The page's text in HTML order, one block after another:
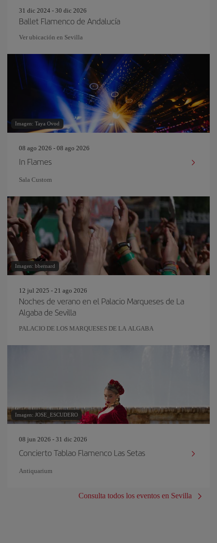
31 dic 2024 - 30 dic 2026
Ballet Flamenco de Andalucía
Ver ubicación en Sevilla
Imagen: Taya Ovod
08 ago 2026 - 08 ago 2026
In Flames
Sala Custom
Imagen: bbernard
12 jul 2025 - 21 ago 2026
Noches de verano en el Palacio Marqueses de La
Algaba de Sevilla
PALACIO DE LOS MARQUESES DE LA ALGABA
Imagen: JOSE_ESCUDERO
08 jun 2026 - 31 dic 2026
Concierto Tablao Flamenco Las Setas
Antiquarium
Consulta todos los eventos en Sevilla